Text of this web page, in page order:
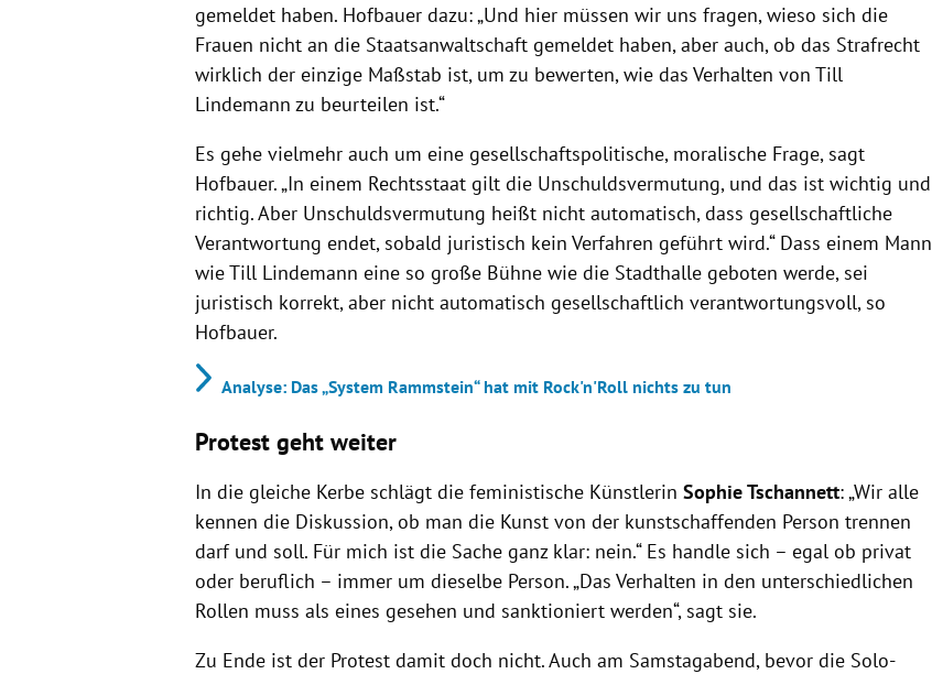
gemeldet haben. Hofbauer dazu: „Und hier müssen wir uns fragen, wieso sich die
Frauen nicht an die Staatsanwaltschaft gemeldet haben, aber auch, ob das Strafrecht
wirklich der einzige Maßstab ist, um zu bewerten, wie das Verhalten von Till
Lindemann zu beurteilen ist.“
Es gehe vielmehr auch um eine gesellschaftspolitische, moralische Frage, sagt
Hofbauer. „In einem Rechtsstaat gilt die Unschuldsvermutung, und das ist wichtig und
richtig. Aber Unschuldsvermutung heißt nicht automatisch, dass gesellschaftliche
Verantwortung endet, sobald juristisch kein Verfahren geführt wird.“ Dass einem Mann
wie Till Lindemann eine so große Bühne wie die Stadthalle geboten werde, sei
juristisch korrekt, aber nicht automatisch gesellschaftlich verantwortungsvoll, so
Hofbauer.
Analyse: Das „System Rammstein“ hat mit Rock'n'Roll nichts zu tun
Protest geht weiter
In die gleiche Kerbe schlägt die feministische Künstlerin Sophie Tschannett: „Wir alle
kennen die Diskussion, ob man die Kunst von der kunstschaffenden Person trennen
darf und soll. Für mich ist die Sache ganz klar: nein.“ Es handle sich – egal ob privat
oder beruflich – immer um dieselbe Person. „Das Verhalten in den unterschiedlichen
Rollen muss als eines gesehen und sanktioniert werden“, sagt sie.
Zu Ende ist der Protest damit doch nicht. Auch am Samstagabend, bevor die Solo-